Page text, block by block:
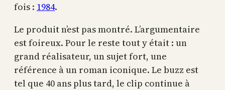
fois : 1984.
Le produit n’est pas montré. L’argumentaire
est foireux. Pour le reste tout y était : un
grand réalisateur, un sujet fort, une
référence à un roman iconique. Le buzz est
tel que 40 ans plus tard, le clip continue à